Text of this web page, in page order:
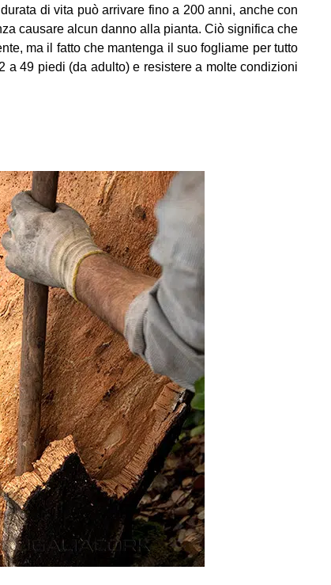
di vita può arrivare fino a 200 anni, anche con
causare alcun danno alla pianta. Ciò significa che
ma il fatto che mantenga il suo fogliame per tutto
49 piedi (da adulto) e resistere a molte condizioni